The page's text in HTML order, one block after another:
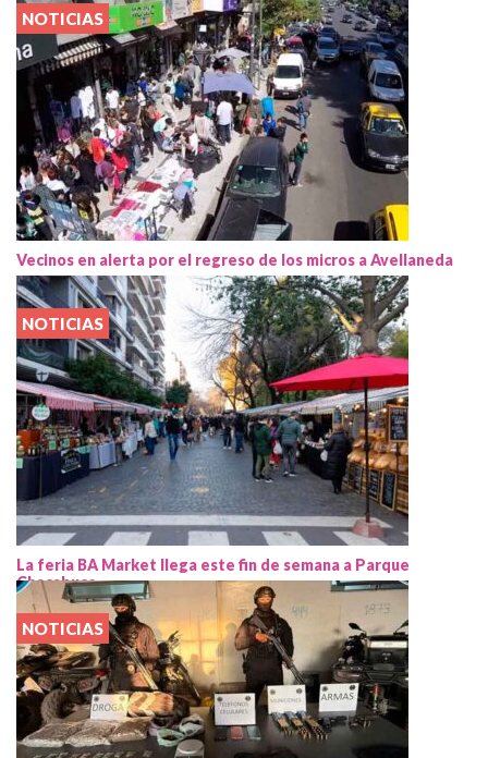
NOTICIAS
Vecinos en alerta por el regreso de los micros a Avellaneda
NOTICIAS
La feria BA Market llega este fin de semana a Parque
Chacabuco
NOTICIAS